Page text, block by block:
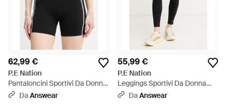
62,99 €
P.E Nation
Pantaloncini Sportivi Da Donna
Dynamic - Nero
DaAnswear
55,99 €
P.E Nation
Leggings Sportivi Da Donna
Wander - Nero
DaAnswear